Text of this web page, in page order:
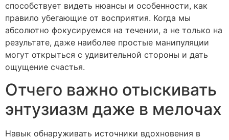
способствует видеть нюансы и особенности, как
правило убегающие от восприятия. Когда мы
абсолютно фокусируемся на течении, а не только на
результате, даже наиболее простые манипуляции
могут открыться с удивительной стороны и дать
ощущение счастья.
Отчего важно отыскивать
энтузиазм даже в мелочах
Навык обнаруживать источники вдохновения в